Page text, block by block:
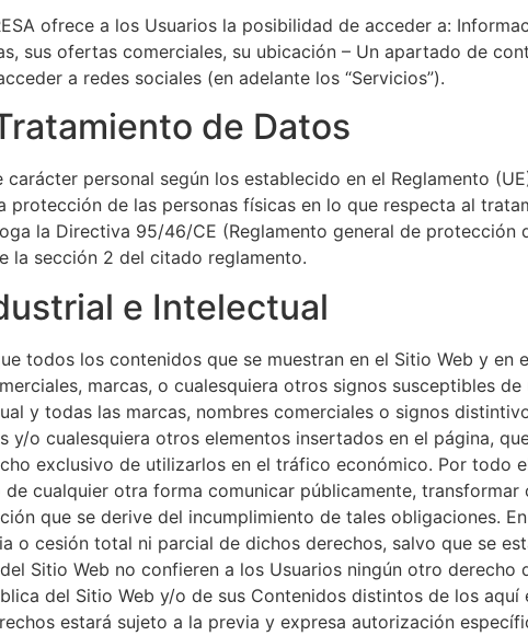
ofrece a los Usuarios la posibilidad de acceder a:
sus ofertas comerciales, su ubicación – Un apartado de
a redes sociales (en adelante los “Servicios”).
de Datos
carácter personal según los establecido en el Reglamento
protección de las personas físicas en lo que respecta al
la Directiva 95/46/CE (Reglamento general de
la sección 2 del citado reglamento.
e Intelectual
todos los contenidos que se muestran en el Sitio Web y en
marcas, o cualesquiera otros signos susceptibles
y todas las marcas, nombres comerciales o signos
y/o cualesquiera otros elementos insertados en el página,
exclusivo de utilizarlos en el tráfico económico. Por todo
cualquier otra forma comunicar públicamente,
que se derive del incumplimiento de tales obligaciones.
o cesión total ni parcial de dichos derechos, salvo que se
Sitio Web no confieren a los Usuarios ningún otro
del Sitio Web y/o de sus Contenidos distintos de los
estará sujeto a la previa y expresa autorización